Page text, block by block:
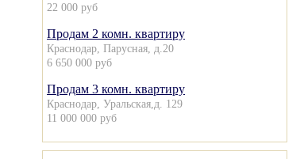
22 000 руб
Продам 2 комн. квартиру
Краснодар, Парусная, д.20
6 650 000 руб
Продам 3 комн. квартиру
Краснодар, Уральская,д. 129
11 000 000 руб